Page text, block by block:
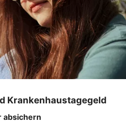
Krankenhaustagegeld
absichern